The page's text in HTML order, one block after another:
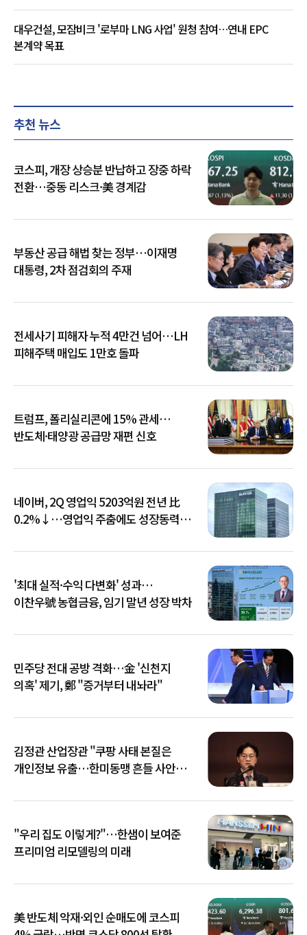
대우건설, 모잠비크 '로부마 LNG 사업' 원청 참여…연내 EPC
본계약 목표
추천 뉴스
코스피, 개장 상승분 반납하고 장중 하락
전환…중동 리스크·美 경계감
부동산 공급 해법 찾는 정부…이재명
대통령, 2차 점검회의 주재
전세사기 피해자 누적 4만건 넘어…LH
피해주택 매입도 1만호 돌파
트럼프, 폴리실리콘에 15% 관세…
반도체·태양광 공급망 재편 신호
네이버, 2Q 영업익 5203억원 전년 比
0.2%↓…영업익 주춤에도 성장동력
'최대 실적·수익 다변화' 성과…
이찬우號 농협금융, 임기 말년 성장 박차
민주당 전대 공방 격화…金 '신천지
의혹' 제기, 鄭 "증거부터 내놔라"
김정관 산업장관 "쿠팡 사태 본질은
개인정보 유출…한미동맹 흔들 사안
"우리 집도 이렇게?"…한샘이 보여준
프리미엄 리모델링의 미래
美 반도체 악재·외인 순매도에 코스피